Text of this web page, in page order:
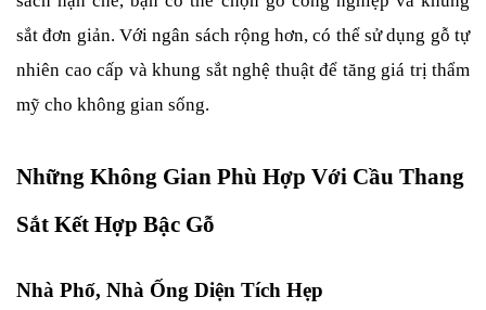
sắt đơn giản. Với ngân sách rộng hơn, có thể sử dụng gỗ tự
nhiên cao cấp và khung sắt nghệ thuật để tăng giá trị thẩm
mỹ cho không gian sống.
Những Không Gian Phù Hợp Với Cầu Thang
Sắt Kết Hợp Bậc Gỗ
Nhà Phố, Nhà Ống Diện Tích Hẹp